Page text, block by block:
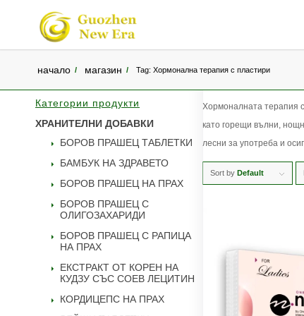
начало / магазин / Tag: Хормонална терапия с пластири
Хормоналната терапия
като горещи вълни,
лесни за употреба и
Sort by Default
Категории продукти
ХРАНИТЕЛНИ ДОБАВКИ
БОРОВ ПРАШЕЦ ТАБЛЕТКИ
БАМБУК НА ЗДРАВЕТО
БОРОВ ПРАШЕЦ НА ПРАХ
БОРОВ ПРАШЕЦ С
ОЛИГОЗАХАРИДИ
БОРОВ ПРАШЕЦ С РАПИЦА
НА ПРАХ
ЕКСТРАКТ ОТ КОРЕН НА
КУДЗУ СЪС СОЕВ ЛЕЦИТИН
КОРДИЦЕПС НА ПРАХ